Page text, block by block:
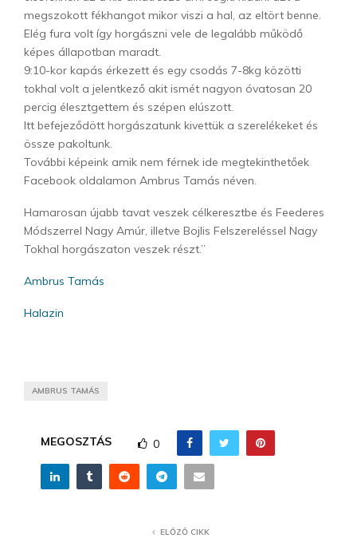
megszokott fékhangot mikor viszi a hal, az eltört benne.
Elég fura volt így horgászni vele de legalább működő
képes állapotban maradt.
9:10-kor kapás érkezett és egy csodás 7-8kg közötti
tokhal volt a jelentkező akit ismét nagyon óvatosan 20
percig élesztgettem és szépen elúszott.
Itt befejeződött horgászatunk kivettük a szerelékeket és
össze pakoltunk.
További képeink amik nem férnek ide megtekinthetőek
Facebook oldalamon Ambrus Tamás néven.
Hamarosan újabb tavat veszek célkeresztbe és Feederes
Módszerrel Nagy Amúr, illetve Bojlis Felszereléssel Nagy
Tokhal horgászaton veszek részt.”
Ambrus Tamás
Halazin
AMBRUS TAMÁS
MEGOSZTÁS 0
ELŐZŐ CIKK